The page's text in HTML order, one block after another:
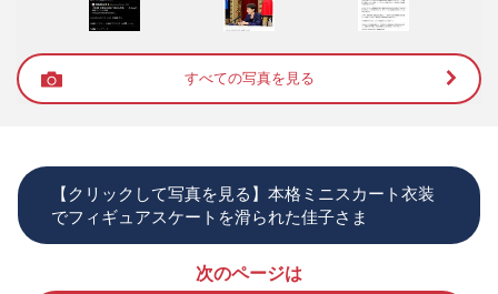
すべての写真を見る
【クリックして写真を見る】本格ミニスカート衣装
でフィギュアスケートを滑られた佳子さま
次のページは